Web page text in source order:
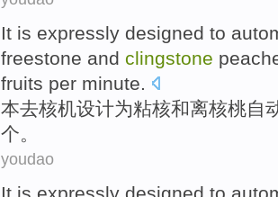
It is expressly designed to
freestone and clingstone
fruits per minute.
本去核机设计为粘核和离核桃自
个。
youdao
It is expressly designed to